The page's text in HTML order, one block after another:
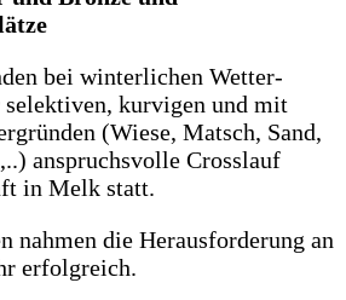
bei winterlichen Wetter-
selektiven, kurvigen und mit
(Wiese, Matsch, Sand,
anspruchsvolle Crosslauf
in Melk statt.
nahmen die Herausforderung an
erfolgreich.